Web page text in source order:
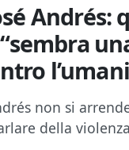
Andrés:
non si
della